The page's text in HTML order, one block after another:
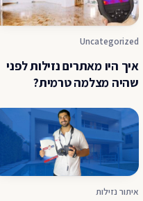
Uncategorized
איך היו מאתרים נזילות לפני
שהיה מצלמה טרמית?
איתור נזילות